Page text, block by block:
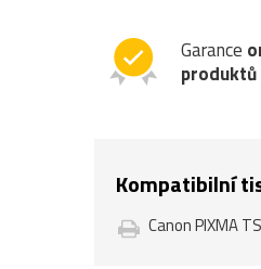
Garance
produktů
Kompatibilní
Canon PIXMA